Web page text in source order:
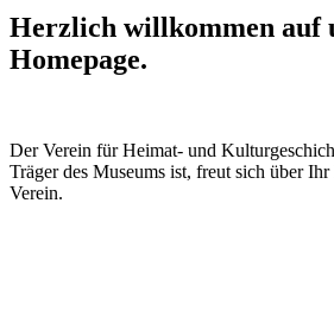
Herzlich willkommen auf
Homepage.
Der Verein für Heimat- und
Träger des Museums ist, freut sich über Ihr
Verein.